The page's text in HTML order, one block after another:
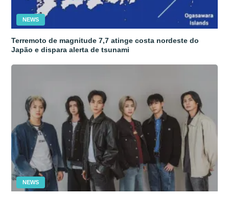
NEWS
Terremoto de magnitude 7,7 atinge costa nordeste do
Japão e dispara alerta de tsunami
NEWS